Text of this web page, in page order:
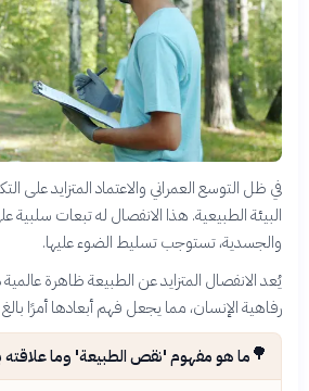
في ظل التوسع العمراني والاعتماد المتزايد على
البيئة الطبيعية. هذا الانفصال له تبعات
والجسدية، تستوجب تسليط الضوء عليها.
يُعد الانفصال المتزايد عن الطبيعة ظاهرة
رفاهية الإنسان، مما يجعل فهم أبعادها أمرًا
🌳ما هو مفهوم 'نقص الطبيعة' وما